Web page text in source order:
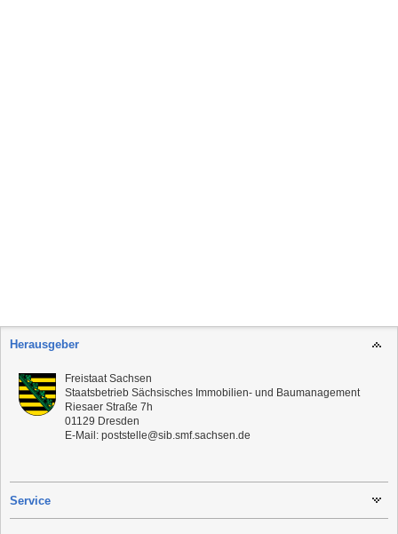
Herausgeber
Freistaat Sachsen
Staatsbetrieb Sächsisches Immobilien- und Baumanagement
Riesaer Straße 7h
01129 Dresden
E-Mail: poststelle@sib.smf.sachsen.de
Service